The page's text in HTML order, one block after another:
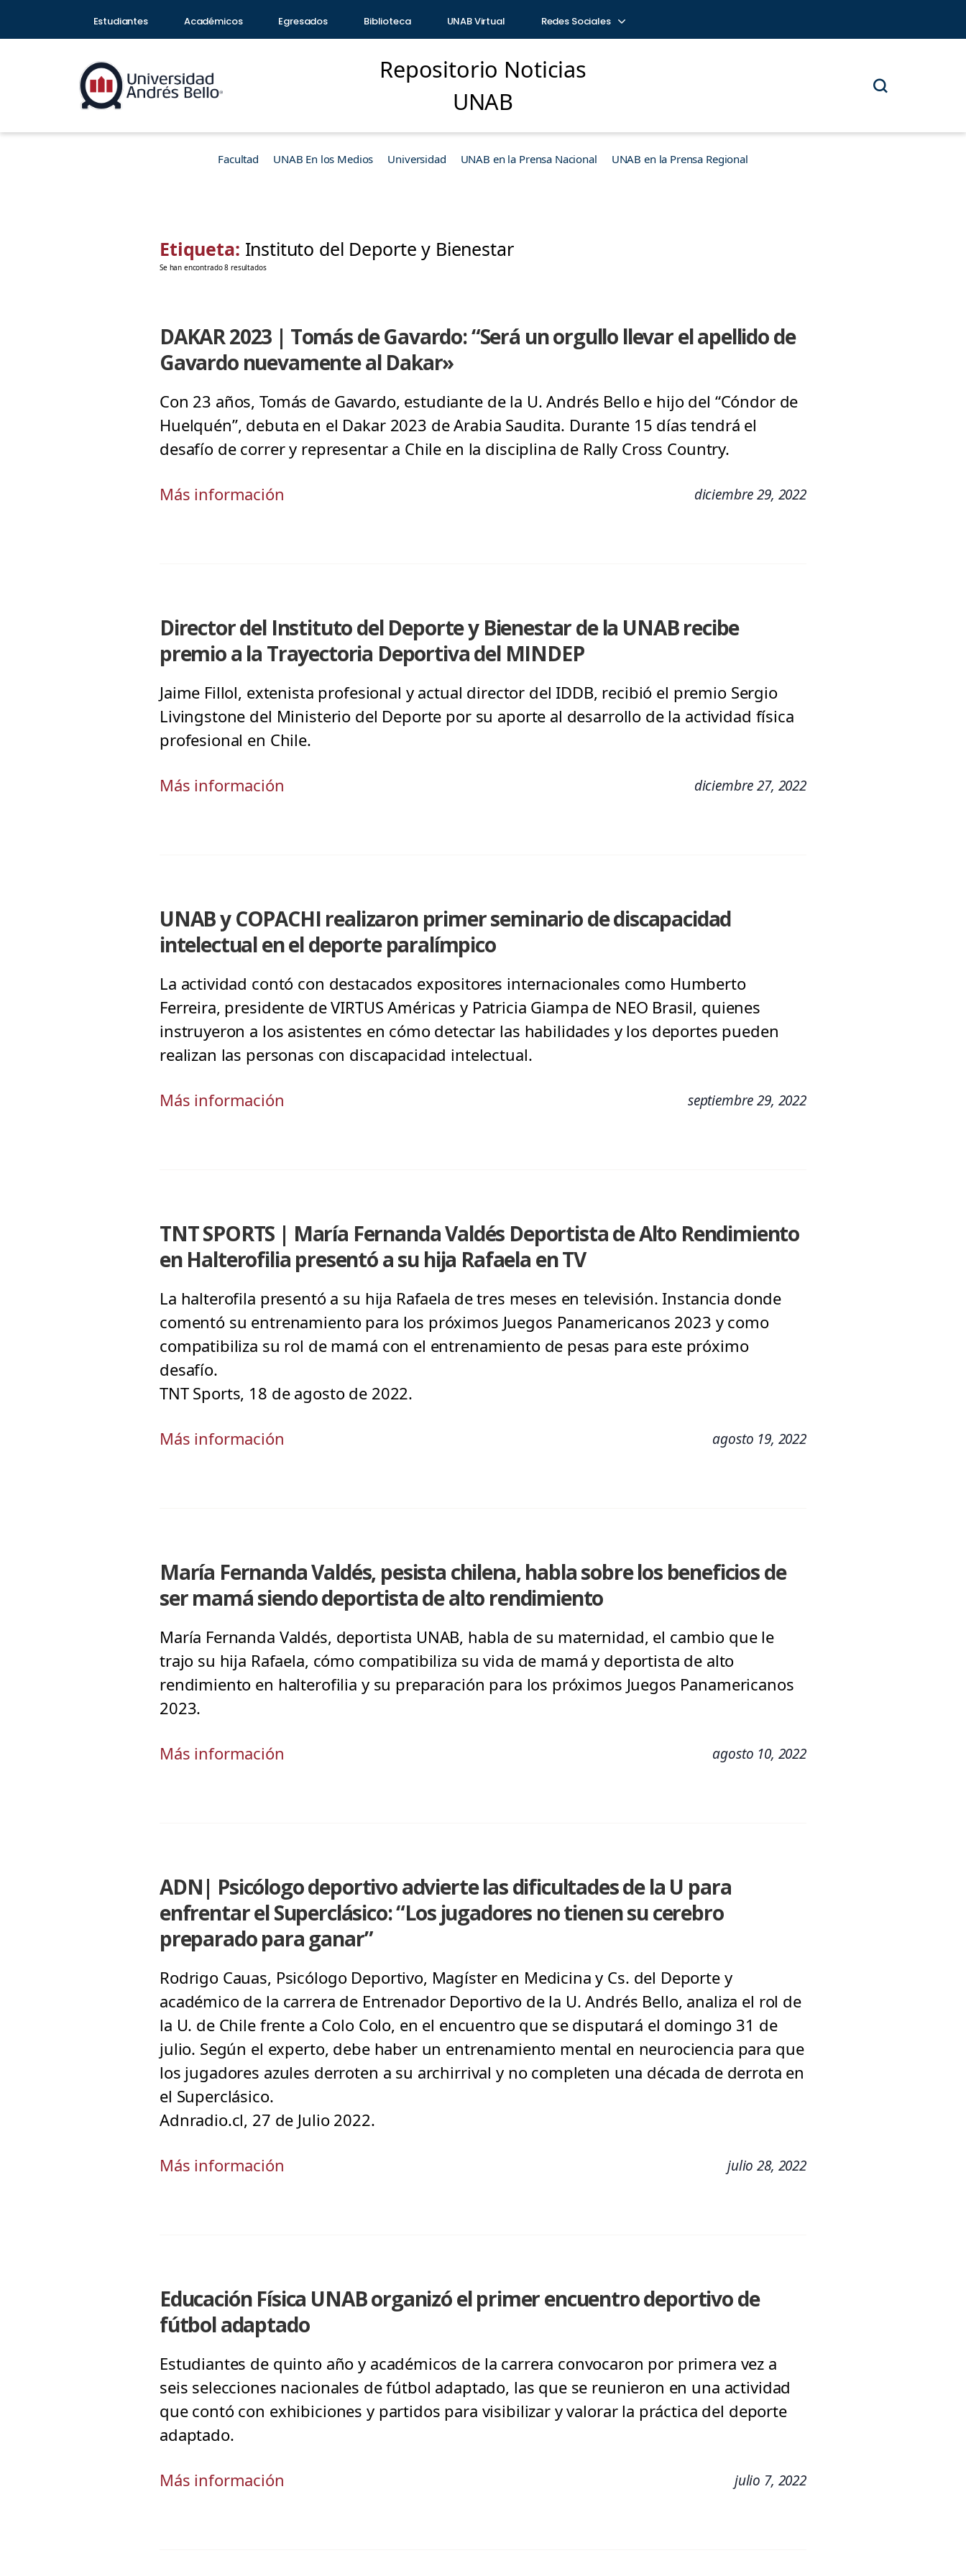
Estudiantes Académicos Egresados Biblioteca UNAB Virtual Redes Sociales
Repositorio Noticias
UNAB
Facultad UNAB En los Medios Universidad UNAB en la Prensa Nacional UNAB en la Prensa Regional
Etiqueta: Instituto del Deporte y Bienestar
Se han encontrado 8 resultados
DAKAR 2023 | Tomás de Gavardo: “Será un orgullo llevar el apellido de
Gavardo nuevamente al Dakar»
Con 23 años, Tomás de Gavardo, estudiante de la U. Andrés Bello e hijo del “Cóndor de
Huelquén”, debuta en el Dakar 2023 de Arabia Saudita. Durante 15 días tendrá el
desafío de correr y representar a Chile en la disciplina de Rally Cross Country.
Más información diciembre 29, 2022
Director del Instituto del Deporte y Bienestar de la UNAB recibe
premio a la Trayectoria Deportiva del MINDEP
Jaime Fillol, extenista profesional y actual director del IDDB, recibió el premio Sergio
Livingstone del Ministerio del Deporte por su aporte al desarrollo de la actividad física
profesional en Chile.
Más información diciembre 27, 2022
UNAB y COPACHI realizaron primer seminario de discapacidad
intelectual en el deporte paralímpico
La actividad contó con destacados expositores internacionales como Humberto
Ferreira, presidente de VIRTUS Américas y Patricia Giampa de NEO Brasil, quienes
instruyeron a los asistentes en cómo detectar las habilidades y los deportes pueden
realizan las personas con discapacidad intelectual.
Más información septiembre 29, 2022
TNT SPORTS | María Fernanda Valdés Deportista de Alto Rendimiento
en Halterofilia presentó a su hija Rafaela en TV
La halterofila presentó a su hija Rafaela de tres meses en televisión. Instancia donde
comentó su entrenamiento para los próximos Juegos Panamericanos 2023 y como
compatibiliza su rol de mamá con el entrenamiento de pesas para este próximo
desafío.
TNT Sports, 18 de agosto de 2022.
Más información agosto 19, 2022
María Fernanda Valdés, pesista chilena, habla sobre los beneficios de
ser mamá siendo deportista de alto rendimiento
María Fernanda Valdés, deportista UNAB, habla de su maternidad, el cambio que le
trajo su hija Rafaela, cómo compatibiliza su vida de mamá y deportista de alto
rendimiento en halterofilia y su preparación para los próximos Juegos Panamericanos
2023.
Más información agosto 10, 2022
ADN| Psicólogo deportivo advierte las dificultades de la U para
enfrentar el Superclásico: “Los jugadores no tienen su cerebro
preparado para ganar”
Rodrigo Cauas, Psicólogo Deportivo, Magíster en Medicina y Cs. del Deporte y
académico de la carrera de Entrenador Deportivo de la U. Andrés Bello, analiza el rol de
la U. de Chile frente a Colo Colo, en el encuentro que se disputará el domingo 31 de
julio. Según el experto, debe haber un entrenamiento mental en neurociencia para que
los jugadores azules derroten a su archirrival y no completen una década de derrota en
el Superclásico.
Adnradio.cl, 27 de Julio 2022.
Más información julio 28, 2022
Educación Física UNAB organizó el primer encuentro deportivo de
fútbol adaptado
Estudiantes de quinto año y académicos de la carrera convocaron por primera vez a
seis selecciones nacionales de fútbol adaptado, las que se reunieron en una actividad
que contó con exhibiciones y partidos para visibilizar y valorar la práctica del deporte
adaptado.
Más información julio 7, 2022